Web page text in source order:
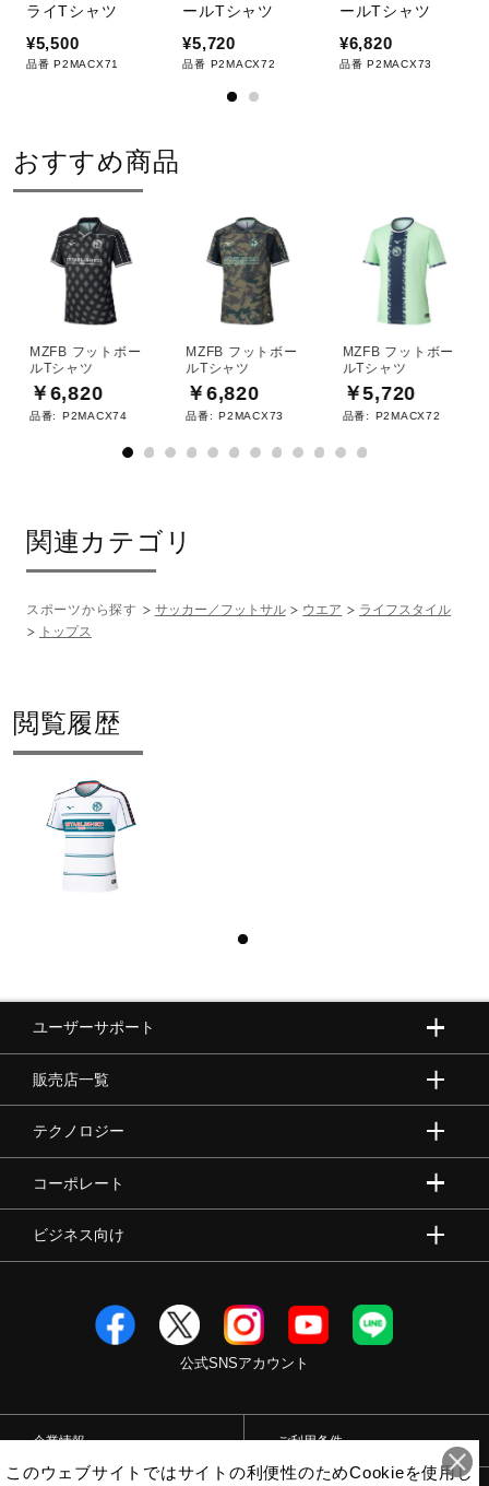
ライTシャツ
¥5,500
品番 P2MACX71
ールTシャツ
¥5,720
品番 P2MACX72
ールTシャツ
¥6,820
品番 P2MACX73
おすすめ商品
MZFB フットボー
ルTシャツ
￥6,820
品番: P2MACX74
MZFB フットボー
ルTシャツ
￥6,820
品番: P2MACX73
MZFB フットボー
ルTシャツ
￥5,720
品番: P2MACX72
関連カテゴリ
スポーツから探す サッカー／フットサル ウエア
ライフスタイル
トップス
閲覧履歴
ユーザーサポート
販売店一覧
テクノロジー
コーポレート
ビジネス向け
公式SNSアカウント
企業情報 ご利用条件
このウェブサイトではサイトの利便性のためCookieを使用し